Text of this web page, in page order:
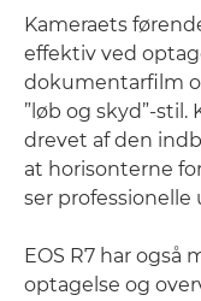
Kameraets
effektiv ved
dokumentarfilm
”løb og skyd”-
drevet af den
at horisonterne
ser professionelle
EOS R7 har også
optagelse og